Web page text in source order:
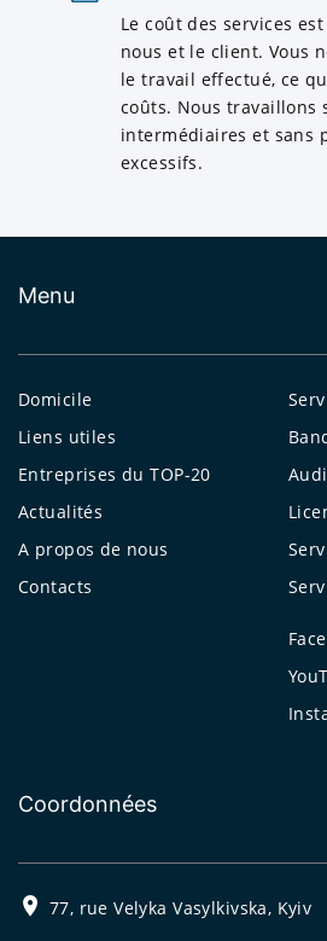
Le coût des services
nous et le client. Vous
le travail effectué, ce
coûts. Nous travaillons
intermédiaires et sans
excessifs.
Menu
Domicile
Liens utiles
Entreprises du TOP-20
Actualités
A propos de nous
Contacts
Coordonnées
77, rue Velyka Vasylkivska, Kyiv